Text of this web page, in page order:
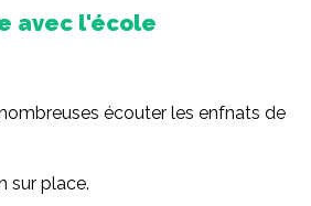
avec l'école
écouter les enfnats de
sur place.